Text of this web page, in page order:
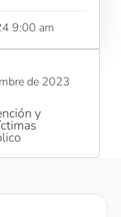
9:00 am
de 2023
y